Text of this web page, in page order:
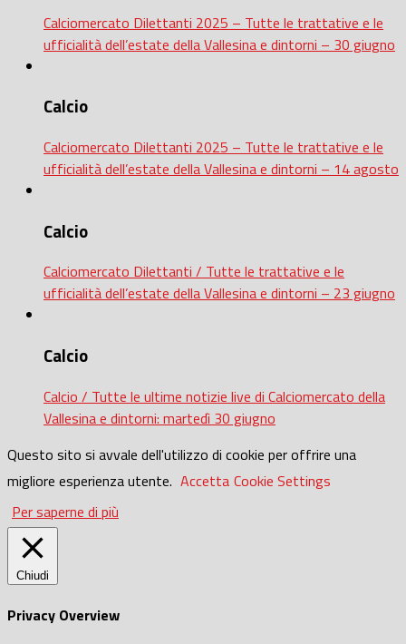
Calciomercato Dilettanti 2025 – Tutte le trattative e le
ufficialità dell’estate della Vallesina e dintorni – 30 giugno
Calcio
Calciomercato Dilettanti 2025 – Tutte le trattative e le
ufficialità dell’estate della Vallesina e dintorni – 14 agosto
Calcio
Calciomercato Dilettanti / Tutte le trattative e le
ufficialità dell’estate della Vallesina e dintorni – 23 giugno
Calcio
Calcio / Tutte le ultime notizie live di Calciomercato della
Vallesina e dintorni: martedì 30 giugno
Questo sito si avvale dell'utilizzo di cookie per offrire una
migliore esperienza utente. Accetta Cookie Settings
Per saperne di più
Chiudi
Privacy Overview